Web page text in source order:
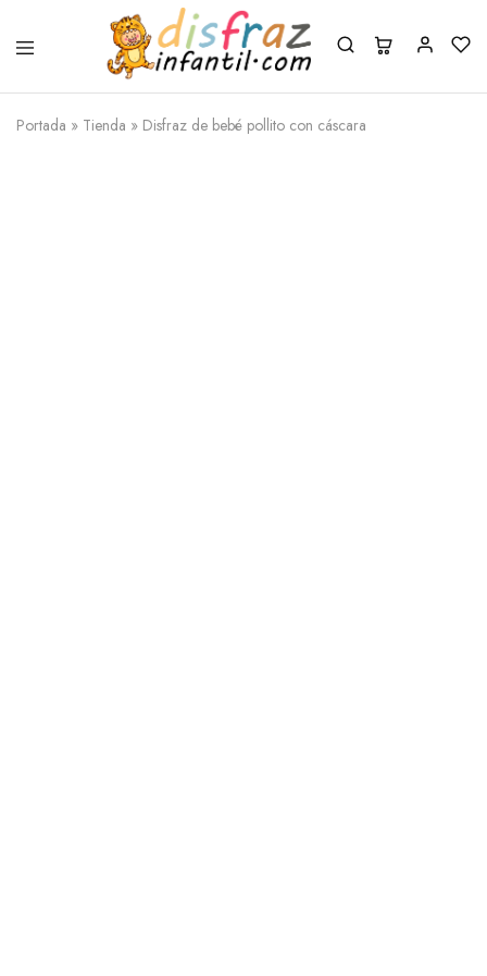
Portada » Tienda » Disfraz de bebé pollito con cáscara